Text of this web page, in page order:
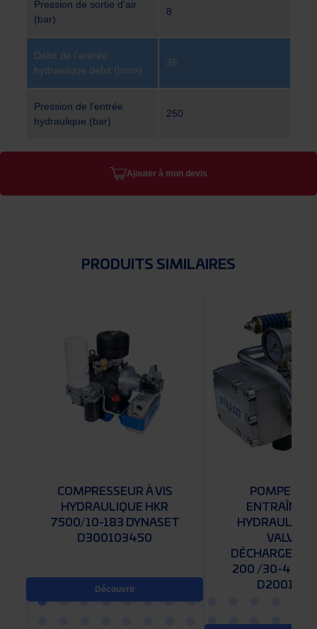
Pression de sortie d'air
(bar)
8
Débit de l'entrée
hydraulique débit (l/min)
35
Pression de l'entrée
hydraulique (bar)
250
Ajouter à mon devis
PRODUITS SIMILAIRES
COMPRESSEUR À VIS
HYDRAULIQUE HKR
7500/10-183 DYNASET
D300103450
Découvrir
POMPE À
VALVE
200 /30-45